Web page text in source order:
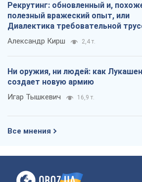
Рекрутинг: обновленный и,
полезный вражеский опыт, или
Диалектика требовательной
Александр Кирш 2,4 т.
Ни оружия, ни людей: как
создает новую армию
Игар Тышкевич 16,9 т.
Все мнения